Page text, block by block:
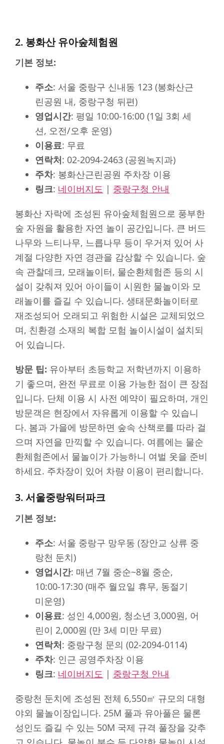
2. 봉화산 유아숲체험원
기본 정보:
주소: 서울 중랑구 신내동 123 (봉화산근
린공원 내, 중랑구청 뒤편)
영업시간: 평일 10:00-16:00 (1일 3회 세
션, 오전/오후 운영)
이용료: 무료
연락처: 02-2094-2463 (공원녹지과)
주차: 봉화산근린공원 주차장 이용
링크: 네이버지도 | 중랑구청 안내
봉화산 자락에 조성된 유아숲체험원으로 풍부한
숲 자원을 활용한 자연 놀이 공간입니다. 큰 버드
나무와 느티나무, 느릅나무 등이 우거져 있어 사
계절 다양한 자연 경관을 감상할 수 있습니다. 숲
속 관찰데크, 모래놀이터, 물순환체험존 등의 시
설이 갖춰져 있어 아이들이 시원한 물놀이와 모
래놀이를 즐길 수 있습니다. 생태문화놀이터로
재조성되어 오래되고 위험한 시설은 교체되었으
며, 친환경 소재의 복합 모험 놀이시설이 설치되
어 있습니다.
방문 팁: 유아부터 초등학교 저학년까지 이용하
기 좋으며, 완전 무료로 이용 가능한 점이 큰 장점
입니다. 단체 이용 시 사전 예약이 필요하며, 개인
방문객은 현장에서 자유롭게 이용할 수 있습니
다. 봄과 가을에 방문하면 숲속 산책로를 따라 걸
으며 자연을 만끽할 수 있습니다. 여름에는 물순
환체험존에서 물놀이가 가능하니 여벌 옷을 준비
하세요. 주차장이 있어 차량 이용이 편리합니다.
3. 서울중랑워터파크
기본 정보:
주소: 서울 중랑구 망우동 (장안교 상류 중
랑천 둔치)
영업시간: 매년 7월 중순~8월 중순,
10:00-17:30 (매주 월요일 휴무, 동절기
미운영)
이용료: 성인 4,000원, 청소년 3,000원, 어
린이 2,000원 (만 3세 미만 무료)
연락처: 중랑구청 문의 (02-2094-0114)
주차: 인근 공영주차장 이용
링크: 네이버지도 | 중랑구청 안내
중랑천 둔치에 조성된 전체 6,550㎡ 규모의 대형
야외 물놀이장입니다. 25M 풀과 유아풀은 물론
성인도 즐길 수 있는 50M 국제 규격 풀장을 갖추